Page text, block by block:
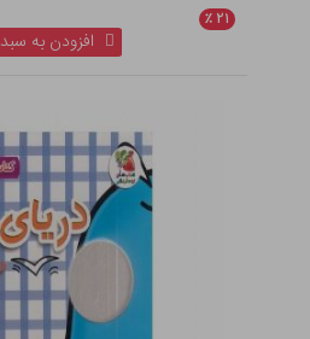
۲۱ ٪
افزودن به سبد